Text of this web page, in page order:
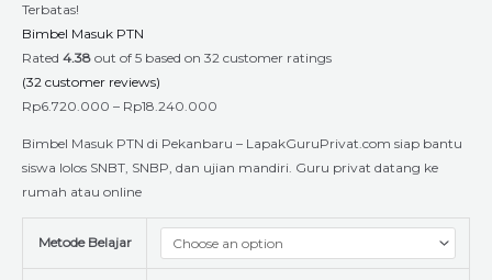
Terbatas!
Bimbel Masuk PTN
Rated 4.38 out of 5 based on 32 customer ratings
(32 customer reviews)
Rp6.720.000 – Rp18.240.000
Bimbel Masuk PTN di Pekanbaru – LapakGuruPrivat.com siap bantu
siswa lolos SNBT, SNBP, dan ujian mandiri. Guru privat datang ke
rumah atau online
Metode Belajar